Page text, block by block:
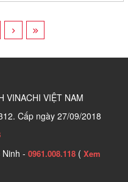
VINACHI VIỆT NAM
Cấp ngày 27/09/2018
- 0961.008.118 ( Xem